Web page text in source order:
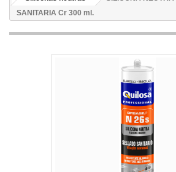
SANITARIA Cr 300 ml.